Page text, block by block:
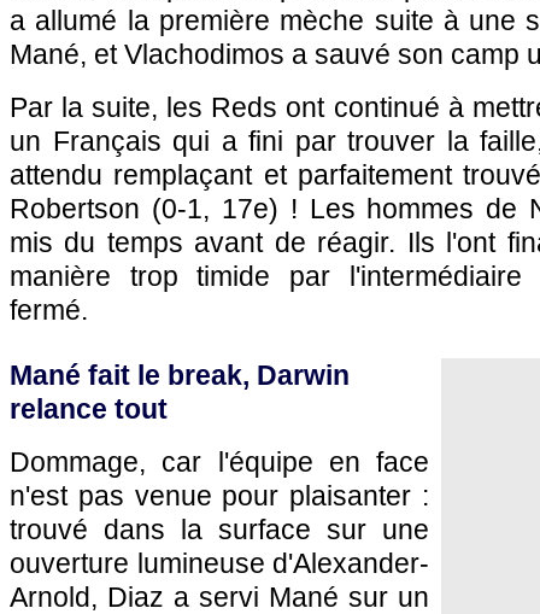
a allumé la première mèche suite à une
Mané, et Vlachodimos a sauvé son camp
Par la suite, les Reds ont continué à
un Français qui a fini par trouver la
attendu remplaçant et parfaitement
Robertson (0-1, 17e) ! Les hommes de
mis du temps avant de réagir. Ils l'ont
manière trop timide par
fermé.
Mané fait le break, Darwin
relance tout
Dommage, car l'équipe en face
n'est pas venue pour plaisanter :
trouvé dans la surface sur une
ouverture lumineuse d'Alexander-
Arnold, Diaz a servi Mané sur un